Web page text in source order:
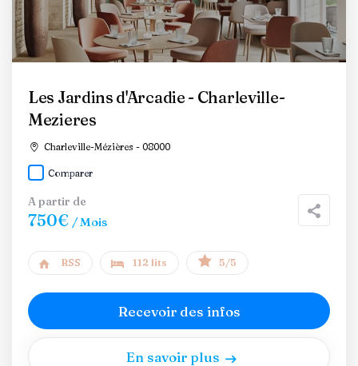
Les Jardins d'Arcadie - Charleville-
Mezieres
Charleville-Mézières - 08000
Comparer
A partir de
750€ / Mois
RSS 112 lits 5/5
Recevoir des infos
En savoir plus